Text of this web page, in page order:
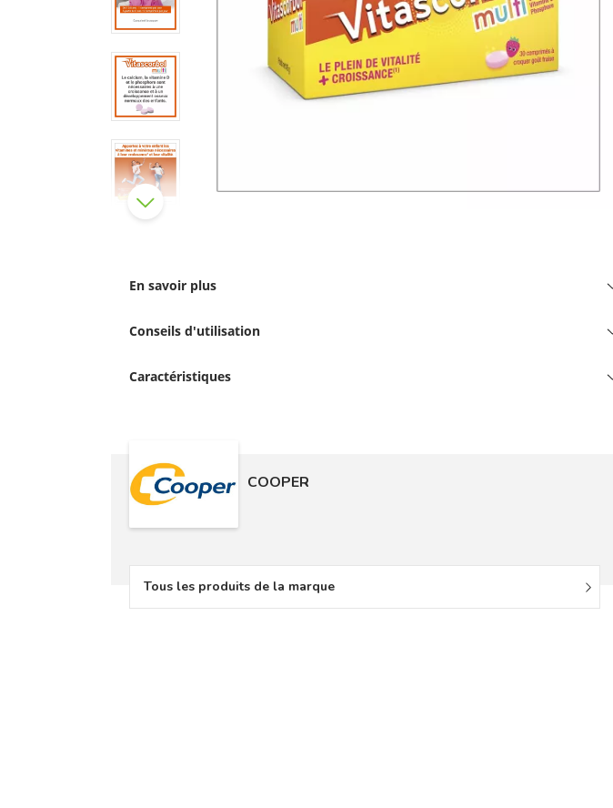
En savoir plus
Conseils d'utilisation
Caractéristiques
COOPER
Tous les produits de la marque